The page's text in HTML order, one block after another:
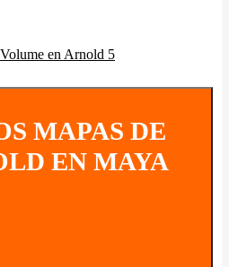
en Arnold 5
MAPAS DE
EN MAYA